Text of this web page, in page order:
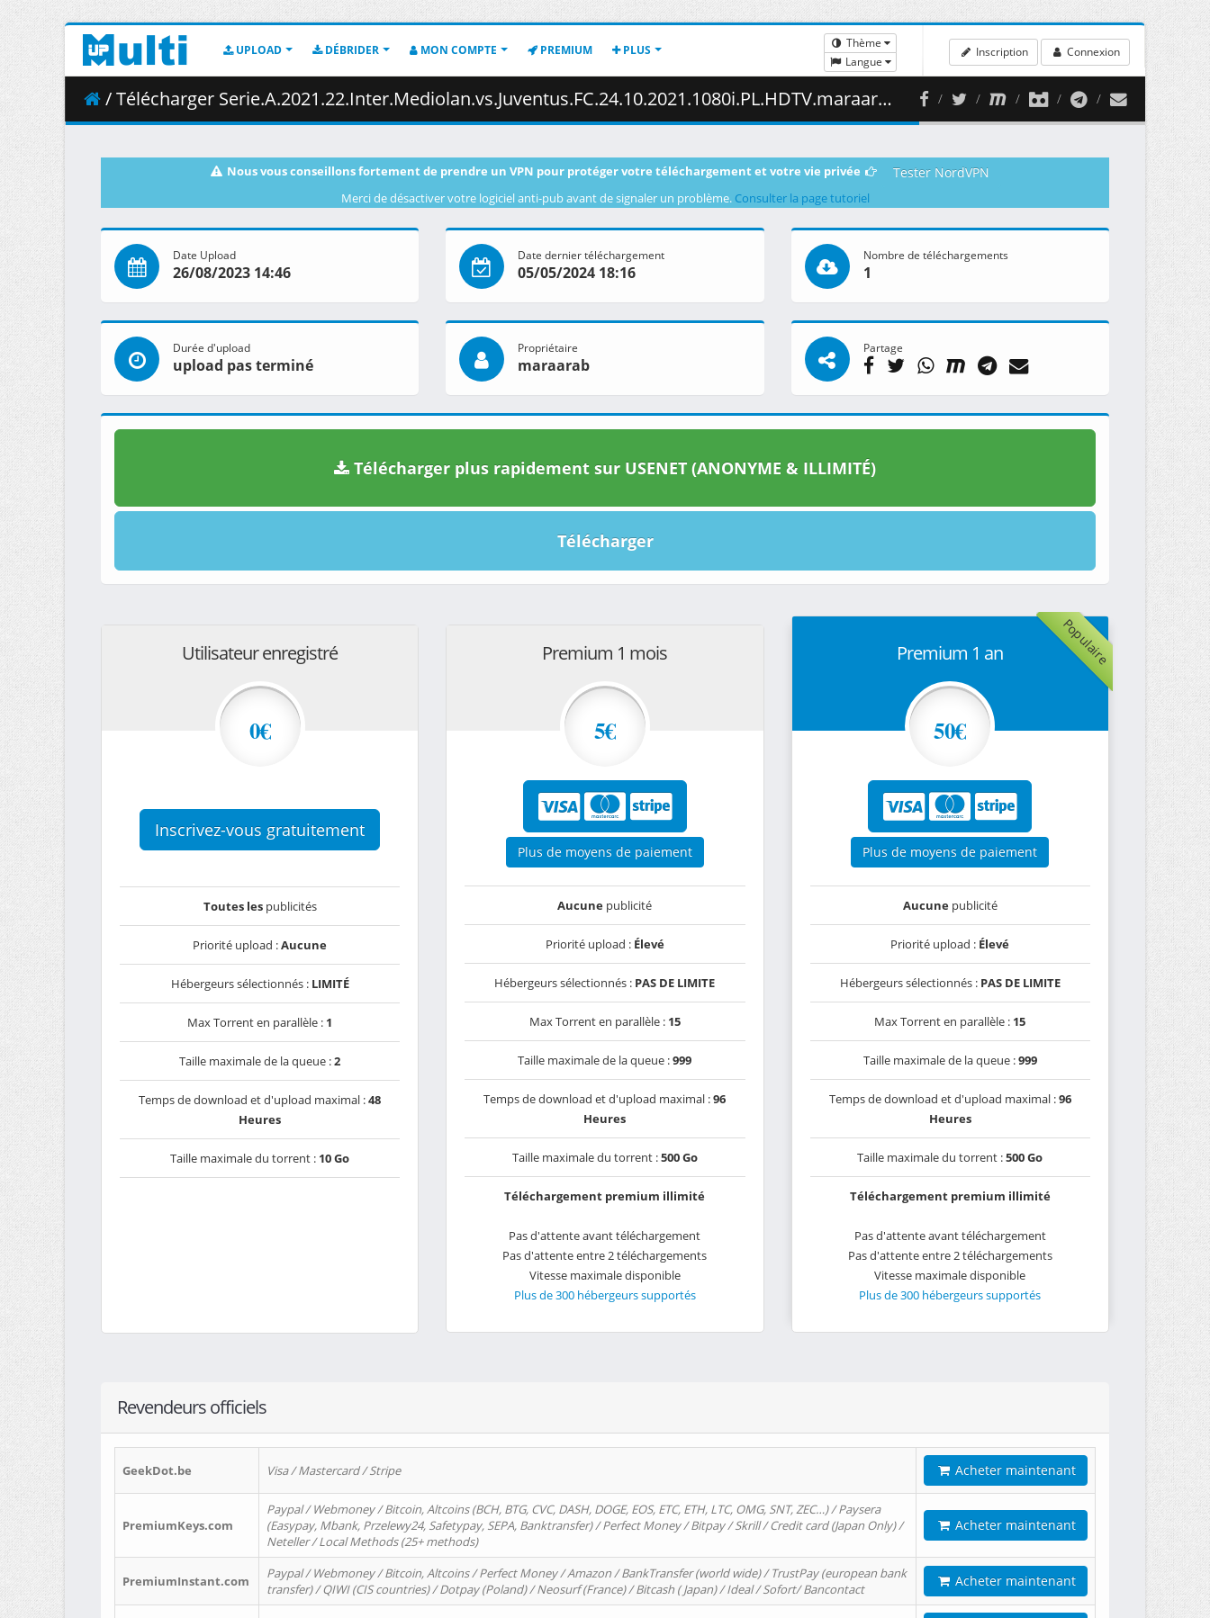
UPLOAD DÉBRIDER MON COMPTE PREMIUM PLUS
Thème
Langue
Inscription Connexion
/ Télécharger Serie.A.2021.22.Inter.Mediolan.vs.Juventus.FC.24.10.2021.1080i.PL.HDTV.maraarab.ts ( 5.47 GB )
Nous vous conseillons fortement de prendre un VPN pour protéger votre téléchargement et votre vie privée Tester NordVPN
Merci de désactiver votre logiciel anti-pub avant de signaler un problème. Consulter la page tutoriel
Date Upload
26/08/2023 14:46
Date dernier téléchargement
05/05/2024 18:16
Nombre de téléchargements
1
Durée d'upload
upload pas terminé
Propriétaire
maraarab
Partage
Télécharger plus rapidement sur USENET (ANONYME & ILLIMITÉ)
Télécharger
Utilisateur enregistré
0€
Inscrivez-vous gratuitement
Toutes lespublicités
Priorité upload :Aucune
Hébergeurs sélectionnés : LIMITÉ
Max Torrent en parallèle : 1
Taille maximale de la queue :2
Temps de download et d'upload maximal :48
Heures
Taille maximale du torrent : 10 Go
Premium 1 mois
5€
Plus de moyens de paiement
Aucune publicité
Priorité upload : Élevé
Hébergeurs sélectionnés : PAS DE LIMITE
Max Torrent en parallèle : 15
Taille maximale de la queue :999
Temps de download et d'upload maximal :96
Heures
Taille maximale du torrent :500 Go
Téléchargement premium illimité
Pas d'attente avant téléchargement
Pas d'attente entre 2 téléchargements
Vitesse maximale disponible
Plus de 300 hébergeurs supportés
Populaire
Premium 1 an
50€
Plus de moyens de paiement
Aucunepublicité
Priorité upload : Élevé
Hébergeurs sélectionnés : PAS DE LIMITE
Max Torrent en parallèle : 15
Taille maximale de la queue :999
Temps de download et d'upload maximal :96
Heures
Taille maximale du torrent :500 Go
Téléchargement premium illimité
Pas d'attente avant téléchargement
Pas d'attente entre 2 téléchargements
Vitesse maximale disponible
Plus de 300 hébergeurs supportés
Revendeurs officiels
GeekDot.be Visa / Mastercard / Stripe Acheter maintenant
PremiumKeys.com
Paypal / Webmoney / Bitcoin, Altcoins (BCH, BTG, CVC, DASH, DOGE, EOS, ETC, ETH, LTC, OMG, SNT, ZEC…) / Paysera
(Easypay, Mbank, Przelewy24, Safetypay, SEPA, Banktransfer) / Perfect Money / Bitpay / Skrill / Credit card (Japan Only) /
Neteller / Local Methods (25+ methods)
Acheter maintenant
PremiumInstant.com
Paypal / Webmoney / Bitcoin, Altcoins / Perfect Money / Amazon / BankTransfer (world wide) / TrustPay (european bank
transfer) / QIWI (CIS countries) / Dotpay (Poland) / Neosurf (France) / Bitcash ( Japan) / Ideal / Sofort/ Bancontact
Acheter maintenant